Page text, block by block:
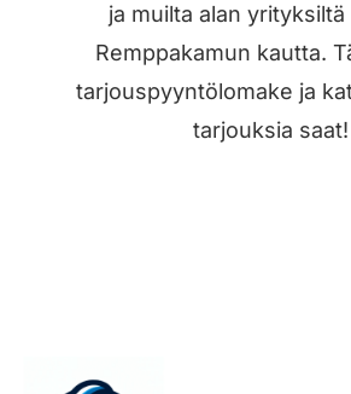
ja muilta alan
Remppakamun kautta.
tarjouspyyntölomake ja
tarjouksia saat!